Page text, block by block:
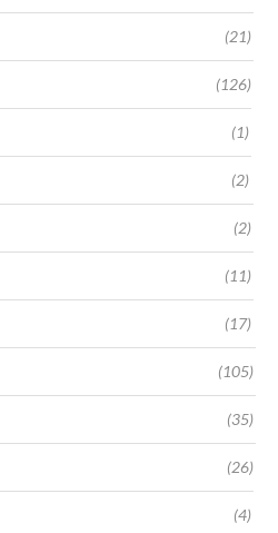
(21)
(126)
(1)
(2)
(2)
(11)
(17)
(105)
(35)
(26)
(4)